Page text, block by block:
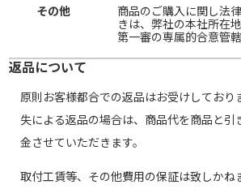
その他
商品のご購入に関し法
きは、弊社の本社所在
第一審の専属的合意管
返品について
原則お客様都合での返品はお受けしており
失による返品の場合は、商品代を商品と引
金させていただきます。
取付工賃等、その他費用の保証は致しかね